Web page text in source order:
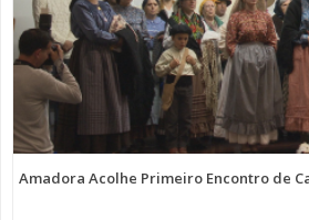
Amadora Acolhe Primeiro Encontro de